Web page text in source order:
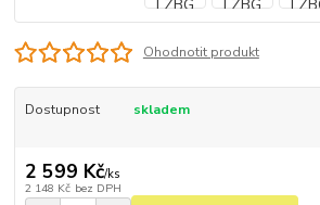
Ohodnotit produkt
Dostupnost skladem
2 599 Kč/ks
2 148 Kč bez DPH